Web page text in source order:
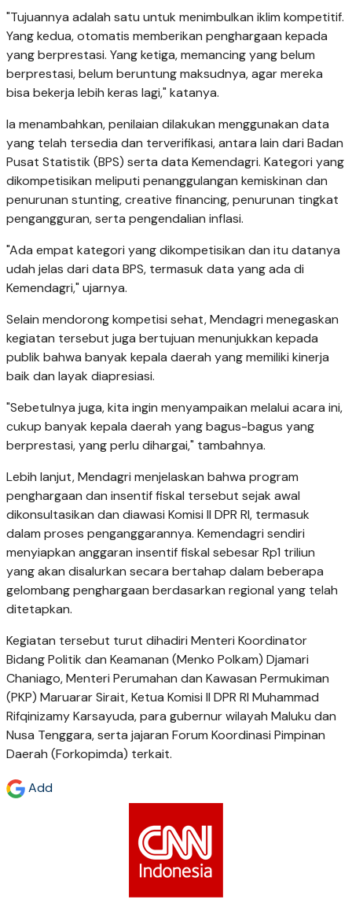
"Tujuannya adalah satu untuk menimbulkan iklim kompetitif.
Yang kedua, otomatis memberikan penghargaan kepada
yang berprestasi. Yang ketiga, memancing yang belum
berprestasi, belum beruntung maksudnya, agar mereka
bisa bekerja lebih keras lagi," katanya.
Ia menambahkan, penilaian dilakukan menggunakan data
yang telah tersedia dan terverifikasi, antara lain dari Badan
Pusat Statistik (BPS) serta data Kemendagri. Kategori yang
dikompetisikan meliputi penanggulangan kemiskinan dan
penurunan stunting, creative financing, penurunan tingkat
pengangguran, serta pengendalian inflasi.
"Ada empat kategori yang dikompetisikan dan itu datanya
udah jelas dari data BPS, termasuk data yang ada di
Kemendagri," ujarnya.
Selain mendorong kompetisi sehat, Mendagri menegaskan
kegiatan tersebut juga bertujuan menunjukkan kepada
publik bahwa banyak kepala daerah yang memiliki kinerja
baik dan layak diapresiasi.
"Sebetulnya juga, kita ingin menyampaikan melalui acara ini,
cukup banyak kepala daerah yang bagus-bagus yang
berprestasi, yang perlu dihargai," tambahnya.
Lebih lanjut, Mendagri menjelaskan bahwa program
penghargaan dan insentif fiskal tersebut sejak awal
dikonsultasikan dan diawasi Komisi II DPR RI, termasuk
dalam proses penganggarannya. Kemendagri sendiri
menyiapkan anggaran insentif fiskal sebesar Rp1 triliun
yang akan disalurkan secara bertahap dalam beberapa
gelombang penghargaan berdasarkan regional yang telah
ditetapkan.
Kegiatan tersebut turut dihadiri Menteri Koordinator
Bidang Politik dan Keamanan (Menko Polkam) Djamari
Chaniago, Menteri Perumahan dan Kawasan Permukiman
(PKP) Maruarar Sirait, Ketua Komisi II DPR RI Muhammad
Rifqinizamy Karsayuda, para gubernur wilayah Maluku dan
Nusa Tenggara, serta jajaran Forum Koordinasi Pimpinan
Daerah (Forkopimda) terkait.
Add